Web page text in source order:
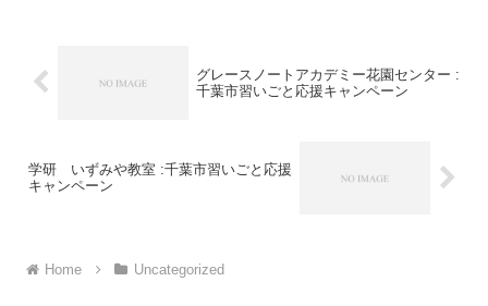
グレースノートアカデミー花園センター :
千葉市習いごと応援キャンペーン
学研 いずみや教室 :千葉市習いごと応援
キャンペーン
Home Uncategorized